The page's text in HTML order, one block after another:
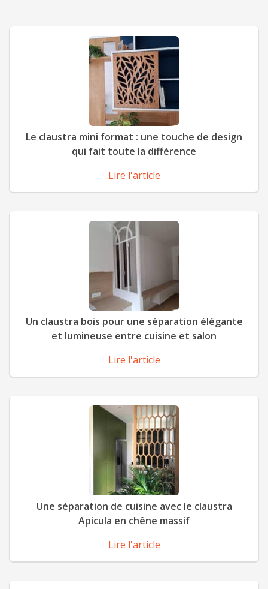
Le claustra mini format : une touche de design
qui fait toute la différence
Lire l'article
Un claustra bois pour une séparation élégante
et lumineuse entre cuisine et salon
Lire l'article
Une séparation de cuisine avec le claustra
Apicula en chêne massif
Lire l'article